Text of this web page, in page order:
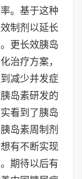
。基于这种
制剂以延长
更长效胰岛
治疗方案，
减少并发症
岛素研发的
看到了胰岛
岛素周制剂
有不断实现
期待以后有